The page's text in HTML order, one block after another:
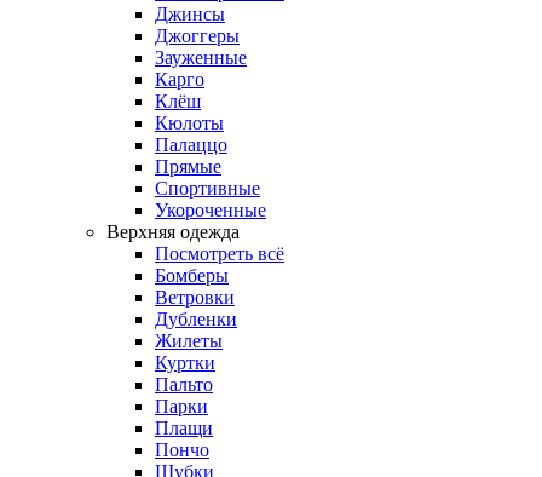
Джинсы
Джоггеры
Зауженные
Карго
Клёш
Кюлоты
Палаццо
Прямые
Спортивные
Укороченные
Верхняя одежда
Посмотреть всё
Бомберы
Ветровки
Дубленки
Жилеты
Куртки
Пальто
Парки
Плащи
Пончо
Шубки